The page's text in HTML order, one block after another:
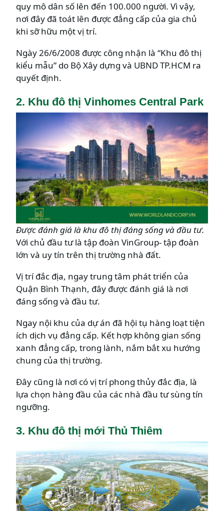
quy mô dân số lên đến 100.000 người. Vì vậy,
nơi đây đã toát lên được đẳng cấp của gia chủ
khi sỡ hữu một vị trí.
Ngày 26/6/2008 được công nhận là “Khu đô thị
kiểu mẫu” do Bộ Xây dựng và UBND TP.HCM ra
quyết định.
2. Khu đô thị Vinhomes Central Park
Được đánh giá là khu đô thị đáng sống và đầu tư.
Với chủ đầu tư là tập đoàn VinGroup- tập đoàn
lớn và uy tín trên thị trường nhà đất.
Vị trí đắc địa, ngay trung tâm phát triển của
Quận Bình Thạnh, đây được đánh giá là nơi
đáng sống và đầu tư.
Ngay nội khu của dự án đã hội tụ hàng loạt tiện
ích dịch vụ đẳng cấp. Kết hợp không gian sống
xanh đẳng cấp, trong lành, nắm bắt xu hướng
chung của thị trường.
Đây cũng là nơi có vị trí phong thủy đắc địa, là
lựa chọn hàng đầu của các nhà đầu tư sùng tín
ngưỡng.
3. Khu đô thị mới Thủ Thiêm